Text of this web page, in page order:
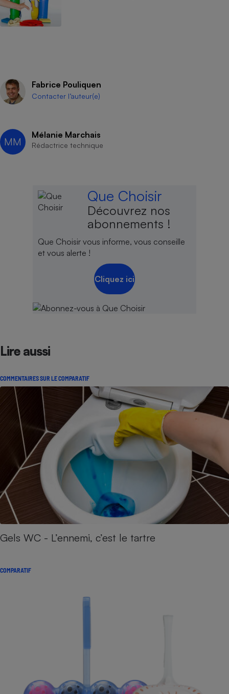
Fabrice Pouliquen
Contacter l’auteur(e)
MM
Mélanie Marchais
Rédactrice technique
Que Choisir
Découvrez nos
abonnements !
Que Choisir vous informe, vous conseille
et vous alerte !
Cliquez ici
Lire aussi
COMMENTAIRES SUR LE COMPARATIF
Gels WC - L’ennemi, c’est le tartre
COMPARATIF